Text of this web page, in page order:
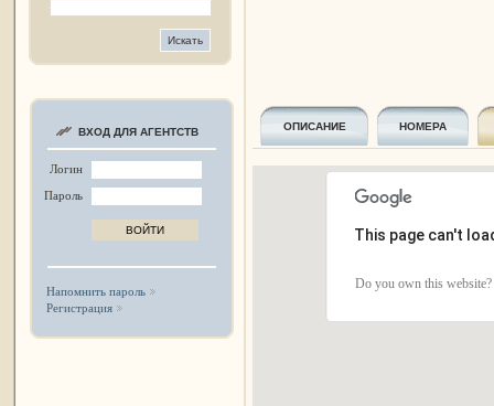
ВХОД ДЛЯ АГЕНТСТВ
Логин
Пароль
Напомнить пароль
Регистрация
ОПИСАНИЕ НОМЕРА
This page can't
Do you own this website?